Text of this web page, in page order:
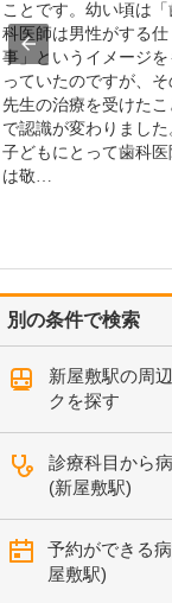
別の条件で検索
新屋敷駅の周
クを探す
診療科目から
(新屋敷駅)
予約ができる
屋敷駅)
ことです。幼い頃は「
科医師は男性がする仕
事」というイメージを
っていたのですが、そ
先生の治療を受けたこ
で認識が変わりました
子どもにとって歯科医
は敬…